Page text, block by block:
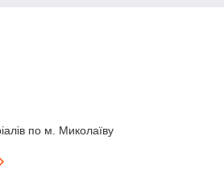
по м. Миколаїву